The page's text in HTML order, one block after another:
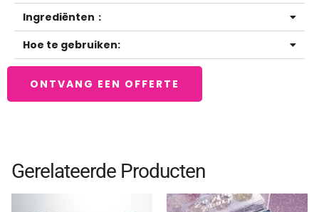
Ingrediënten：
Hoe te gebruiken:
ONTVANG EEN OFFERTE
Gerelateerde Producten